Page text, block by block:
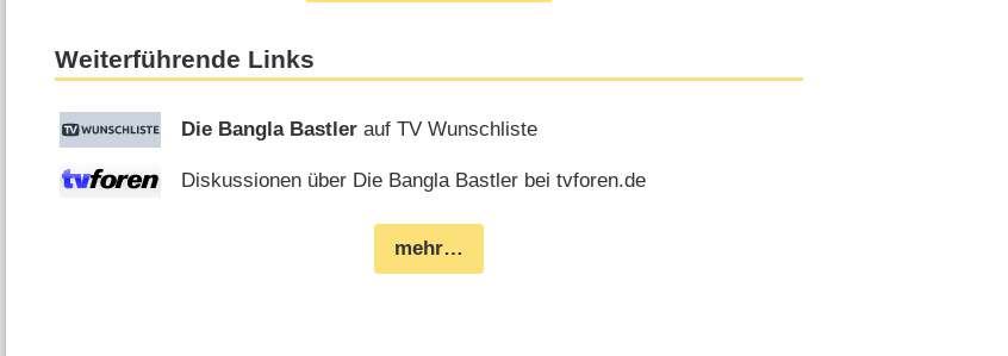
Weiterführende Links
Die Bangla Bastler auf TV Wunschliste
Diskussionen über Die Bangla Bastler bei tvforen.de
mehr…